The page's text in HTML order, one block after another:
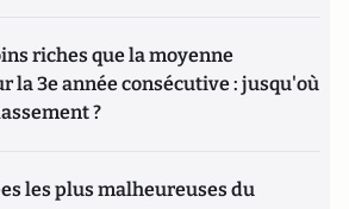
riches que la moyenne
la 3e année consécutive : jusqu'où
?
les plus malheureuses du